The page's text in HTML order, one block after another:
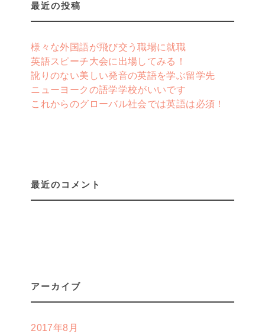
最近の投稿
様々な外国語が飛び交う職場に就職
英語スピーチ大会に出場してみる！
訛りのない美しい発音の英語を学ぶ留学先
ニューヨークの語学学校がいいです
これからのグローバル社会では英語は必須！
最近のコメント
アーカイブ
2017年8月